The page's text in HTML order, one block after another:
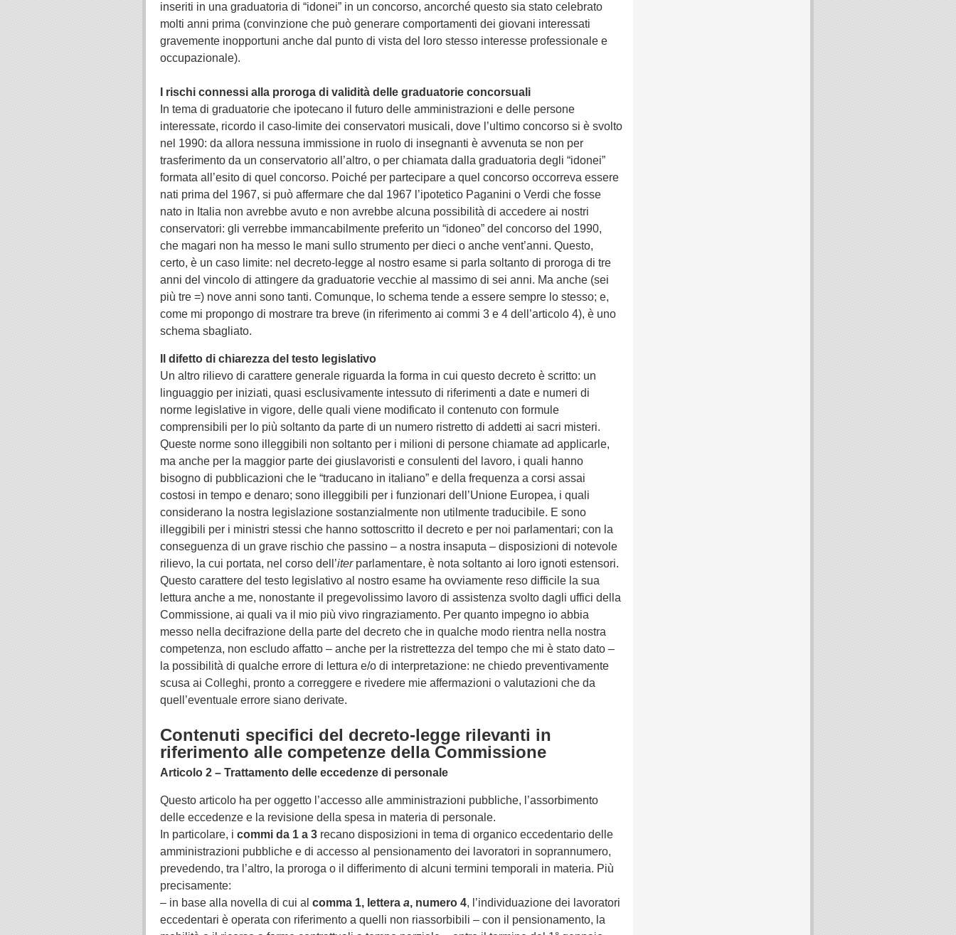
inseriti in una graduatoria di “idonei” in un concorso, ancorché questo sia stato celebrato
molti anni prima (convinzione che può generare comportamenti dei giovani interessati
gravemente inopportuni anche dal punto di vista del loro stesso interesse professionale e
occupazionale).
I rischi connessi alla proroga di validità delle graduatorie concorsuali
In tema di graduatorie che ipotecano il futuro delle amministrazioni e delle persone
interessate, ricordo il caso-limite dei conservatori musicali, dove l’ultimo concorso si è svolto
nel 1990: da allora nessuna immissione in ruolo di insegnanti è avvenuta se non per
trasferimento da un conservatorio all’altro, o per chiamata dalla graduatoria degli “idonei”
formata all’esito di quel concorso. Poiché per partecipare a quel concorso occorreva essere
nati prima del 1967, si può affermare che dal 1967 l’ipotetico Paganini o Verdi che fosse
nato in Italia non avrebbe avuto e non avrebbe alcuna possibilità di accedere ai nostri
conservatori: gli verrebbe immancabilmente preferito un “idoneo” del concorso del 1990,
che magari non ha messo le mani sullo strumento per dieci o anche vent’anni. Questo,
certo, è un caso limite: nel decreto-legge al nostro esame si parla soltanto di proroga di tre
anni del vincolo di attingere da graduatorie vecchie al massimo di sei anni. Ma anche (sei
più tre =) nove anni sono tanti. Comunque, lo schema tende a essere sempre lo stesso; e,
come mi propongo di mostrare tra breve (in riferimento ai commi 3 e 4 dell’articolo 4), è uno
schema sbagliato.
Il difetto di chiarezza del testo legislativo
Un altro rilievo di carattere generale riguarda la forma in cui questo decreto è scritto: un
linguaggio per iniziati, quasi esclusivamente intessuto di riferimenti a date e numeri di
norme legislative in vigore, delle quali viene modificato il contenuto con formule
comprensibili per lo più soltanto da parte di un numero ristretto di addetti ai sacri misteri.
Queste norme sono illeggibili non soltanto per i milioni di persone chiamate ad applicarle,
ma anche per la maggior parte dei giuslavoristi e consulenti del lavoro, i quali hanno
bisogno di pubblicazioni che le “traducano in italiano” e della frequenza a corsi assai
costosi in tempo e denaro; sono illeggibili per i funzionari dell’Unione Europea, i quali
considerano la nostra legislazione sostanzialmente non utilmente traducibile. E sono
illeggibili per i ministri stessi che hanno sottoscritto il decreto e per noi parlamentari; con la
conseguenza di un grave rischio che passino – a nostra insaputa – disposizioni di notevole
rilievo, la cui portata, nel corso dell’iterparlamentare, è nota soltanto ai loro ignoti estensori.
Questo carattere del testo legislativo al nostro esame ha ovviamente reso difficile la sua
lettura anche a me, nonostante il pregevolissimo lavoro di assistenza svolto dagli uffici della
Commissione, ai quali va il mio più vivo ringraziamento. Per quanto impegno io abbia
messo nella decifrazione della parte del decreto che in qualche modo rientra nella nostra
competenza, non escludo affatto – anche per la ristrettezza del tempo che mi è stato dato –
la possibilità di qualche errore di lettura e/o di interpretazione: ne chiedo preventivamente
scusa ai Colleghi, pronto a correggere e rivedere mie affermazioni o valutazioni che da
quell’eventuale errore siano derivate.
Contenuti specifici del decreto-legge rilevanti in
riferimento alle competenze della Commissione
Articolo 2 – Trattamento delle eccedenze di personale
Questo articolo ha per oggetto l’accesso alle amministrazioni pubbliche, l’assorbimento
delle eccedenze e la revisione della spesa in materia di personale.
In particolare, i commi da 1 a 3 recano disposizioni in tema di organico eccedentario delle
amministrazioni pubbliche e di accesso al pensionamento dei lavoratori in soprannumero,
prevedendo, tra l’altro, la proroga o il differimento di alcuni termini temporali in materia. Più
precisamente:
– in base alla novella di cui al comma 1, lettera a, numero 4, l’individuazione dei lavoratori
eccedentari è operata con riferimento a quelli non riassorbibili – con il pensionamento, la